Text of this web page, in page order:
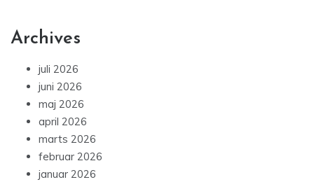
Archives
juli 2026
juni 2026
maj 2026
april 2026
marts 2026
februar 2026
januar 2026